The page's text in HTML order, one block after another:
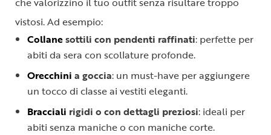
vistosi. Ad esempio:
Collanesottili con pendenti raffinati: perfette per
abiti da sera con scollature profonde.
Orecchini a goccia: un must-have per aggiungere
un tocco di classe ai vestiti eleganti.
Bracciali rigidi o con dettagli preziosi: ideali per
abiti senza maniche o con maniche corte.